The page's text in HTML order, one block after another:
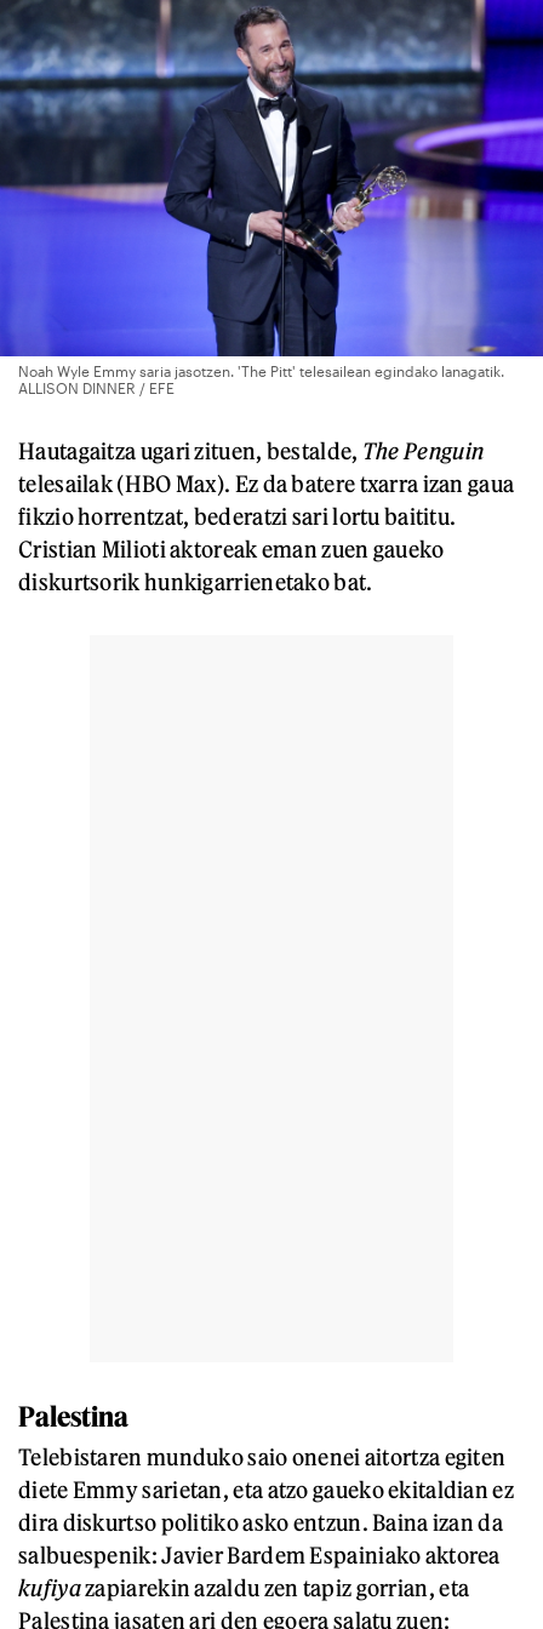
Noah Wyle Emmy saria jasotzen. 'The Pitt' telesailean egindako lanagatik.
ALLISON DINNER / EFE
Hautagaitza ugari zituen, bestalde, The Penguin
telesailak (HBO Max). Ez da batere txarra izan gaua
fikzio horrentzat, bederatzi sari lortu baititu.
Cristian Milioti aktoreak eman zuen gaueko
diskurtsorik hunkigarrienetako bat.
Palestina
Telebistaren munduko saio onenei aitortza egiten
diete Emmy sarietan, eta atzo gaueko ekitaldian ez
dira diskurtso politiko asko entzun. Baina izan da
salbuespenik: Javier Bardem Espainiako aktorea
kufiyazapiarekin azaldu zen tapiz gorrian, eta
Palestina jasaten ari den egoera salatu zuen: